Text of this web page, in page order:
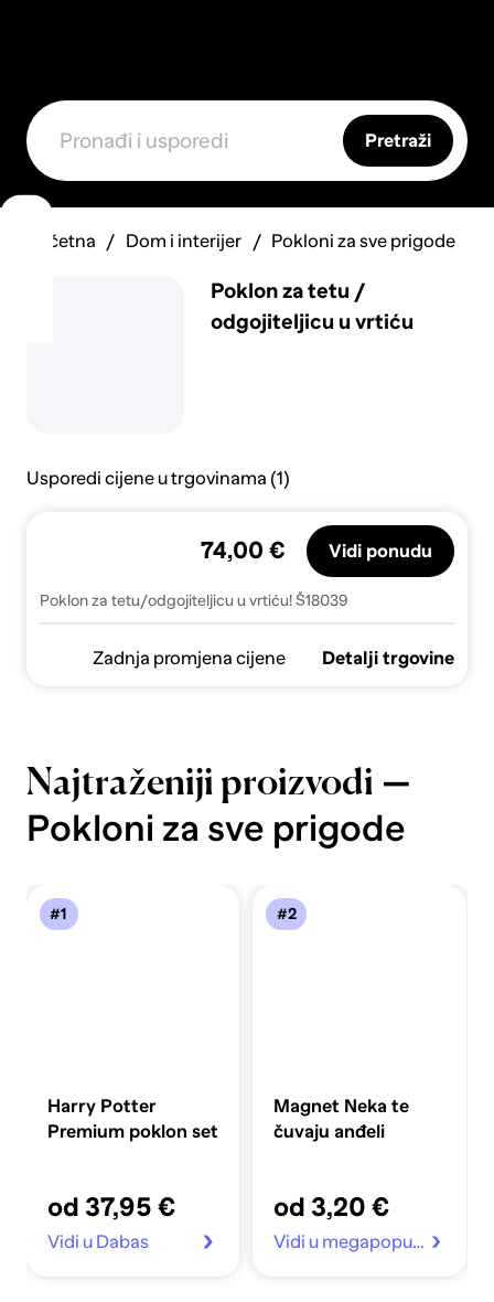
Pretraži
Početna Dom i interijer Pokloni za sve prigode
Poklon za tetu /
odgojiteljicu u vrtiću
Usporedi cijene u trgovinama (1)
Poklon za tetu/odgojiteljicu u vrtiću! Š18039
74,00 € Vidi ponudu
Zadnja promjena cijene Detalji trgovine
Najtraženiji proizvodi —
Pokloni za sve prigode
#1
Harry Potter
Premium poklon set
od 37,95 €
Vidi u Dabas
#2
Magnet Neka te
čuvaju anđeli
od 3,20 €
Vidi u megapopust.hr